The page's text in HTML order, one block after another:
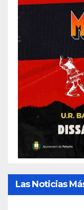
Las Noticias